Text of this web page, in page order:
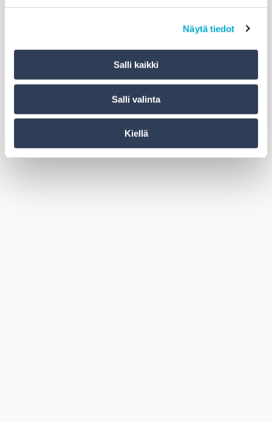
Näytä tiedot
Salli kaikki
Salli valinta
Kiellä